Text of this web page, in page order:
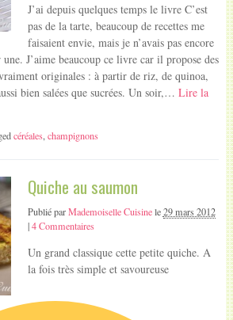
J’ai depuis quelques temps le livre C’est
pas de la tarte, beaucoup de recettes me
faisaient envie, mais je n’avais pas encore
une. J’aime beaucoup ce livre car il propose des
originales : à partir de riz, de quinoa,
bien salées que sucrées. Un soir,… Lire la
céréales, champignons
Quiche au saumon
Publié parMademoiselle Cuisinele29 mars 2012
|4 Commentaires
Un grand classique cette petite quiche. A
la fois très simple et savoureuse